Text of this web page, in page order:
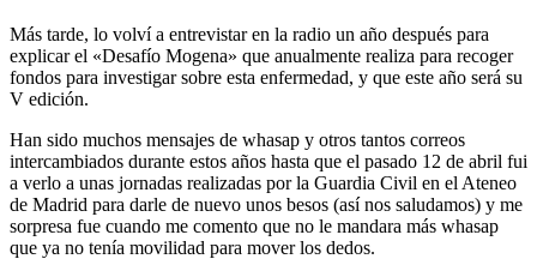
Más tarde, lo volví a entrevistar en la radio un año después para
explicar el «Desafío Mogena» que anualmente realiza para recoger
fondos para investigar sobre esta enfermedad, y que este año será su
V edición.
Han sido muchos mensajes de whasap y otros tantos correos
intercambiados durante estos años hasta que el pasado 12 de abril fui
a verlo a unas jornadas realizadas por la Guardia Civil en el Ateneo
de Madrid para darle de nuevo unos besos (así nos saludamos) y me
sorpresa fue cuando me comento que no le mandara más whasap
que ya no tenía movilidad para mover los dedos.